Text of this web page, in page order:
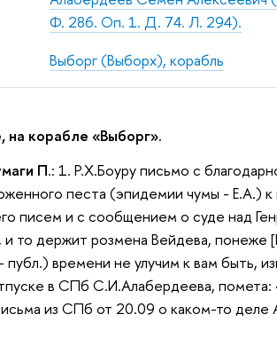
Ф. 286. Оп. 1. Д. 74. Л. 294).
Выборг (Выборх), корабль
на корабле «Выборг».
П.: 1. Р.Х.Боуру письмо с
песта (эпидемии чумы -
писем и с сообщением о суде над
и то держит розмена Вейдева,
публ.) времени не улучим к вам быть,
в СПб С.И.Алабердеева, помета:
из СПб от 20.09 о каком-то деле